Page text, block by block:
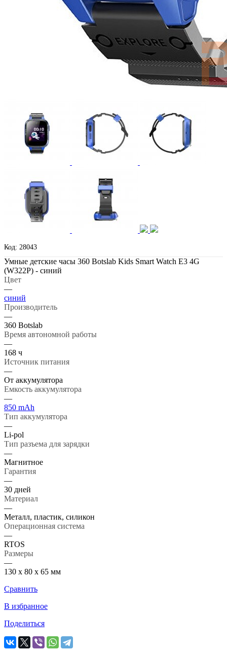
Код: 28043
Умные детские часы 360 Botslab Kids Smart Watch E3 4G
(W322P) - синий
Цвет
—
синий
Производитель
—
360 Botslab
Время автономной работы
—
168 ч
Источник питания
—
От аккумулятора
Емкость аккумулятора
—
850 mAh
Тип аккумулятора
—
Li-pol
Тип разъема для зарядки
—
Магнитное
Гарантия
—
30 дней
Материал
—
Металл, пластик, силикон
Операционная система
—
RTOS
Размеры
—
130 х 80 х 65 мм
Сравнить
В избранное
Поделиться